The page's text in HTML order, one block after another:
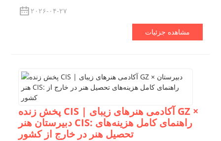
۲۰۲۶-۰۴-۲۷
مشاهده جزئیات
پخش زنده CIS | آکادمی هنرهای زیبای GZ ×
دبیرستان هنر CIS: راهنمای کامل هزینه‌های
تحصیل هنر در خارج از کشور